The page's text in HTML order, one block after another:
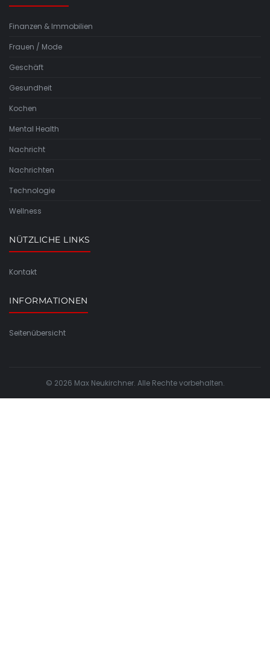
Finanzen & Immobilien
Frauen / Mode
Geschäft
Gesundheit
Kochen
Mental Health
Nachricht
Nachrichten
Technologie
Wellness
NÜTZLICHE LINKS
Kontakt
INFORMATIONEN
Seitenübersicht
© 2026 Max Neukirchner. Alle Rechte vorbehalten.